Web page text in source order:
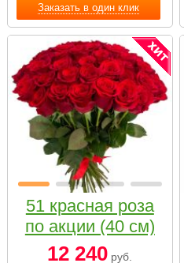
Заказать в один клик
51 красная роза
по акции (40 см)
12 240 руб.